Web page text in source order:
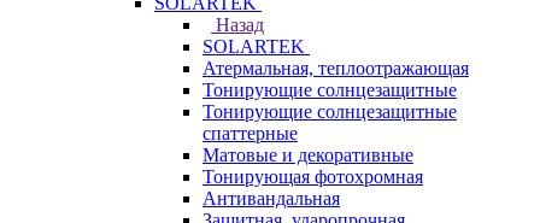
Назад
SOLARTEK
Атермальная, теплоотражающая
Тонирующие солнцезащитные
Тонирующие солнцезащитные
спаттерные
Матовые и декоративные
Тонирующая фотохромная
Антивандальная